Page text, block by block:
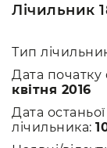
Лічильник
Тип
Дата початку
квітня 2016
Дата
лічильника: